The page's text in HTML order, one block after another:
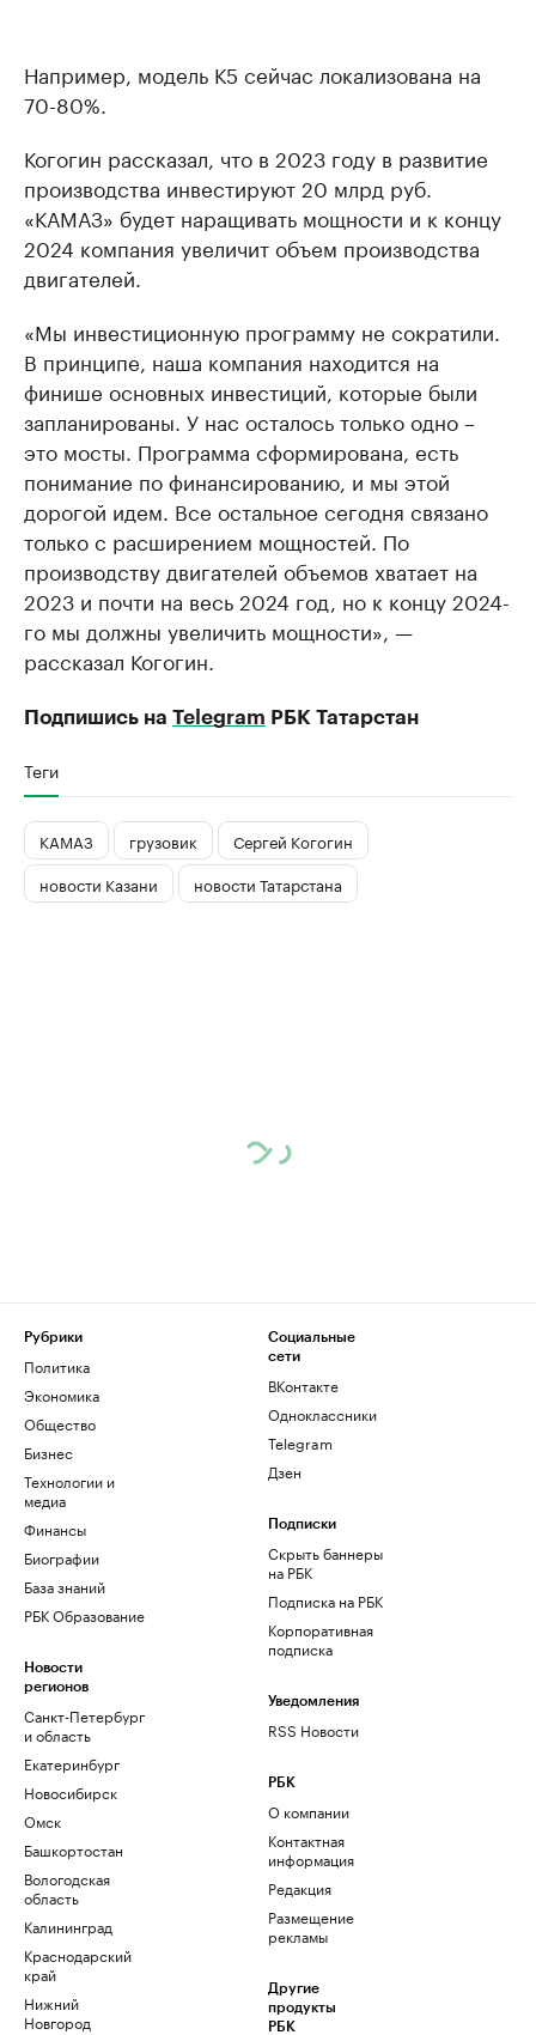
Например, модель К5 сейчас локализована на
70-80%.
Когогин рассказал, что в 2023 году в развитие
производства инвестируют 20 млрд руб.
«КАМАЗ» будет наращивать мощности и к концу
2024 компания увеличит объем производства
двигателей.
«Мы инвестиционную программу не сократили.
В принципе, наша компания находится на
финише основных инвестиций, которые были
запланированы. У нас осталось только одно –
это мосты. Программа сформирована, есть
понимание по финансированию, и мы этой
дорогой идем. Все остальное сегодня связано
только с расширением мощностей. По
производству двигателей объемов хватает на
2023 и почти на весь 2024 год, но к концу 2024-
го мы должны увеличить мощности», —
рассказал Когогин.
Подпишись на Telegram РБК Татарстан
Теги
КАМАЗ грузовик
Сергей Когогин
новости Казани
новости Татарстана
Рубрики
Политика
Экономика
Общество
Бизнес
Технологии и
медиа
Финансы
Биографии
База знаний
РБК Образование
Новости
регионов
Санкт-Петербург
и область
Екатеринбург
Новосибирск
Омск
Башкортостан
Вологодская
область
Калининград
Краснодарский
край
Нижний
Новгород
Социальные
сети
ВКонтакте
Одноклассники
Telegram
Дзен
Подписки
Скрыть баннеры
на РБК
Подписка на РБК
Корпоративная
подписка
Уведомления
RSS Новости
РБК
О компании
Контактная
информация
Редакция
Размещение
рекламы
Другие
продукты
РБК